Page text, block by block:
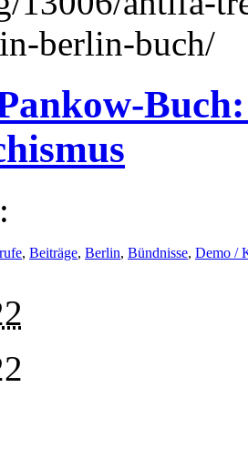
berlin-buch/
, Beiträge, Berlin, Bündnisse, Demo /